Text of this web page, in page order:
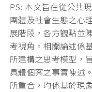
PS: 本文旨在從公共
團體及社會生態之心
展階段，各方觀點並
考視角。相關論述係
所建構之思考模型，
具體個案之事實陳述
所重合，均係基於現